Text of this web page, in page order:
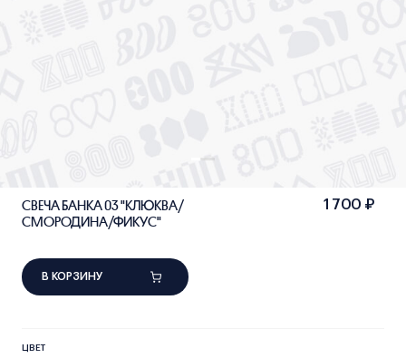
СВЕЧА БАНКА 03 "КЛЮКВА/
СМОРОДИНА/ФИКУС"
1 700 ₽
В КОРЗИНУ
ЦВЕТ